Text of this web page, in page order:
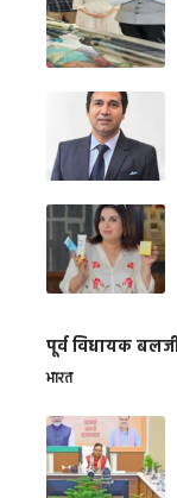
पूर्व विधायक
भारत